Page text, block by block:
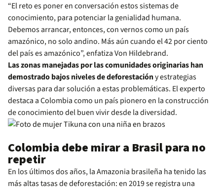
“El reto es poner en conversación estos sistemas de
conocimiento, para potenciar la genialidad humana.
Debemos arrancar, entonces, con vernos como un país
amazónico, no solo andino. Más aún cuando el 42 por ciento
del país es amazónico”, enfatiza Von Hildebrand.
Las zonas manejadas por las comunidades originarias han
demostrado bajos niveles de deforestacióny estrategias
diversas para dar solución a estas problemáticas. El experto
destaca a Colombia como un país pionero en la construcción
de conocimiento del buen vivir desde la diversidad.
Colombia debe mirar a Brasil para no
repetir
En los últimos dos años, la Amazonia brasileña ha tenido las
más altas tasas de deforestación: en 2019 se registra una